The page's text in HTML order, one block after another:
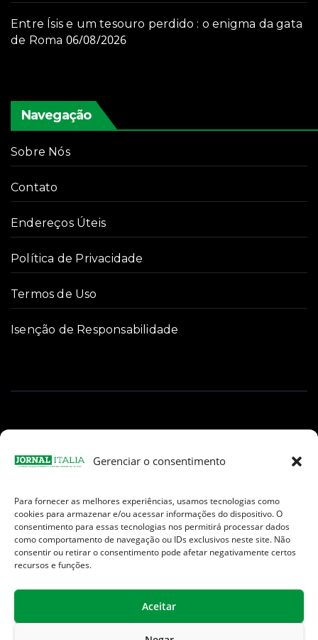
Gerenciar o consentimento
Para fornecer as melhores experiências, usamos tecnologias como
cookies para armazenar e/ou acessar informações do dispositivo. O
consentimento para essas tecnologias nos permitirá processar dados
como comportamento de navegação ou IDs exclusivos neste site. Não
consentir ou retirar o consentimento pode afetar negativamente certos
recursos e funções.
Aceitar
Entre Ísis e um tesouro perdido : o enigma da gata
de Roma 06/08/2026
Navegação
Sobre Nós
Contato
Endereços Úteis
Política de Privacidade
Termos de Uso
Isenção de Responsabilidade
Facebook
Instagram
TikTokYoutube
E-
mail
Jornal Italia é uma Marca registrada internacionalmente da We
Communication.